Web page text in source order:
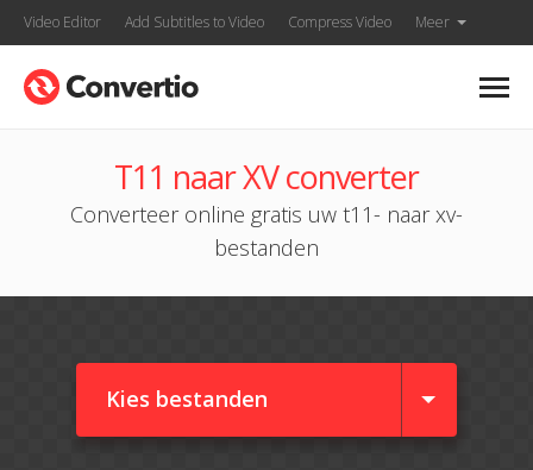
Video Editor Add Subtitles to Video Compress Video Meer
T11 naar XV converter
Converteer online gratis uw t11- naar xv-
bestanden
Kies bestanden